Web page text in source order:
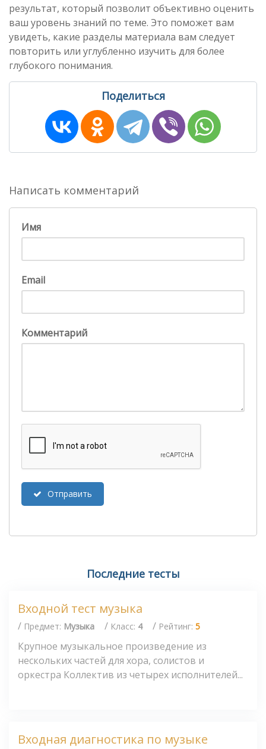
результат, который позволит объективно оценить
ваш уровень знаний по теме. Это поможет вам
увидеть, какие разделы материала вам следует
повторить или углубленно изучить для более
глубокого понимания.
Поделиться
Написать комментарий
Имя
Email
Комментарий
Отправить
Последние тесты
Входной тест музыка
/ Предмет: Музыка / Класс: 4 / Рейтинг: 5
Крупное музыкальное произведение из
нескольких частей для хора, солистов и
оркестра Коллектив из четырех исполнителей...
Входная диагностика по музыке